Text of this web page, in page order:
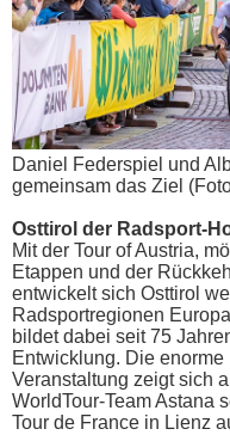
Daniel Federspiel und
gemeinsam das Ziel
Osttirol der Radsport-
Mit der Tour of Austria,
Etappen und der
entwickelt sich Osttirol
Radsportregionen
bildet dabei seit 75
Entwicklung. Die
Veranstaltung zeigt sich
WorldTour-Team Astana
Tour de France in Lienz